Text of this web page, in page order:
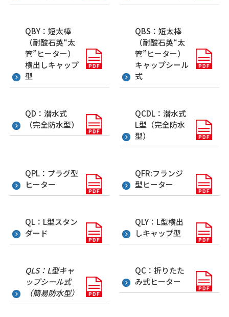
QBY：短太棒
（耐酸石英“太
管”ヒーター）
横出しキャップ
型
QBS：短太棒
（耐酸石英“太
管”ヒーター）
キャップシール
式
QD：潜水式
（完全防水型）
QCDL：潜水式
L型（完全防水
型）
QPL：プラグ型
ヒーター
QFR:フランジ
型ヒーター
QL：L型スタン
ダード
QLY：L型横出
しキャップ型
QLS：L型キャ
ップシール式
（簡易防水型）
QC：折りたた
み式ヒーター